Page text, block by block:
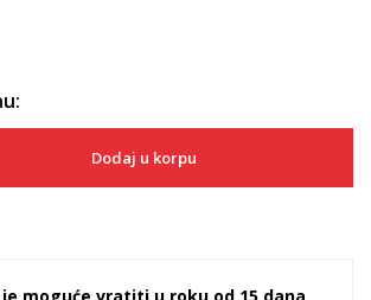
Dodaj u korpu